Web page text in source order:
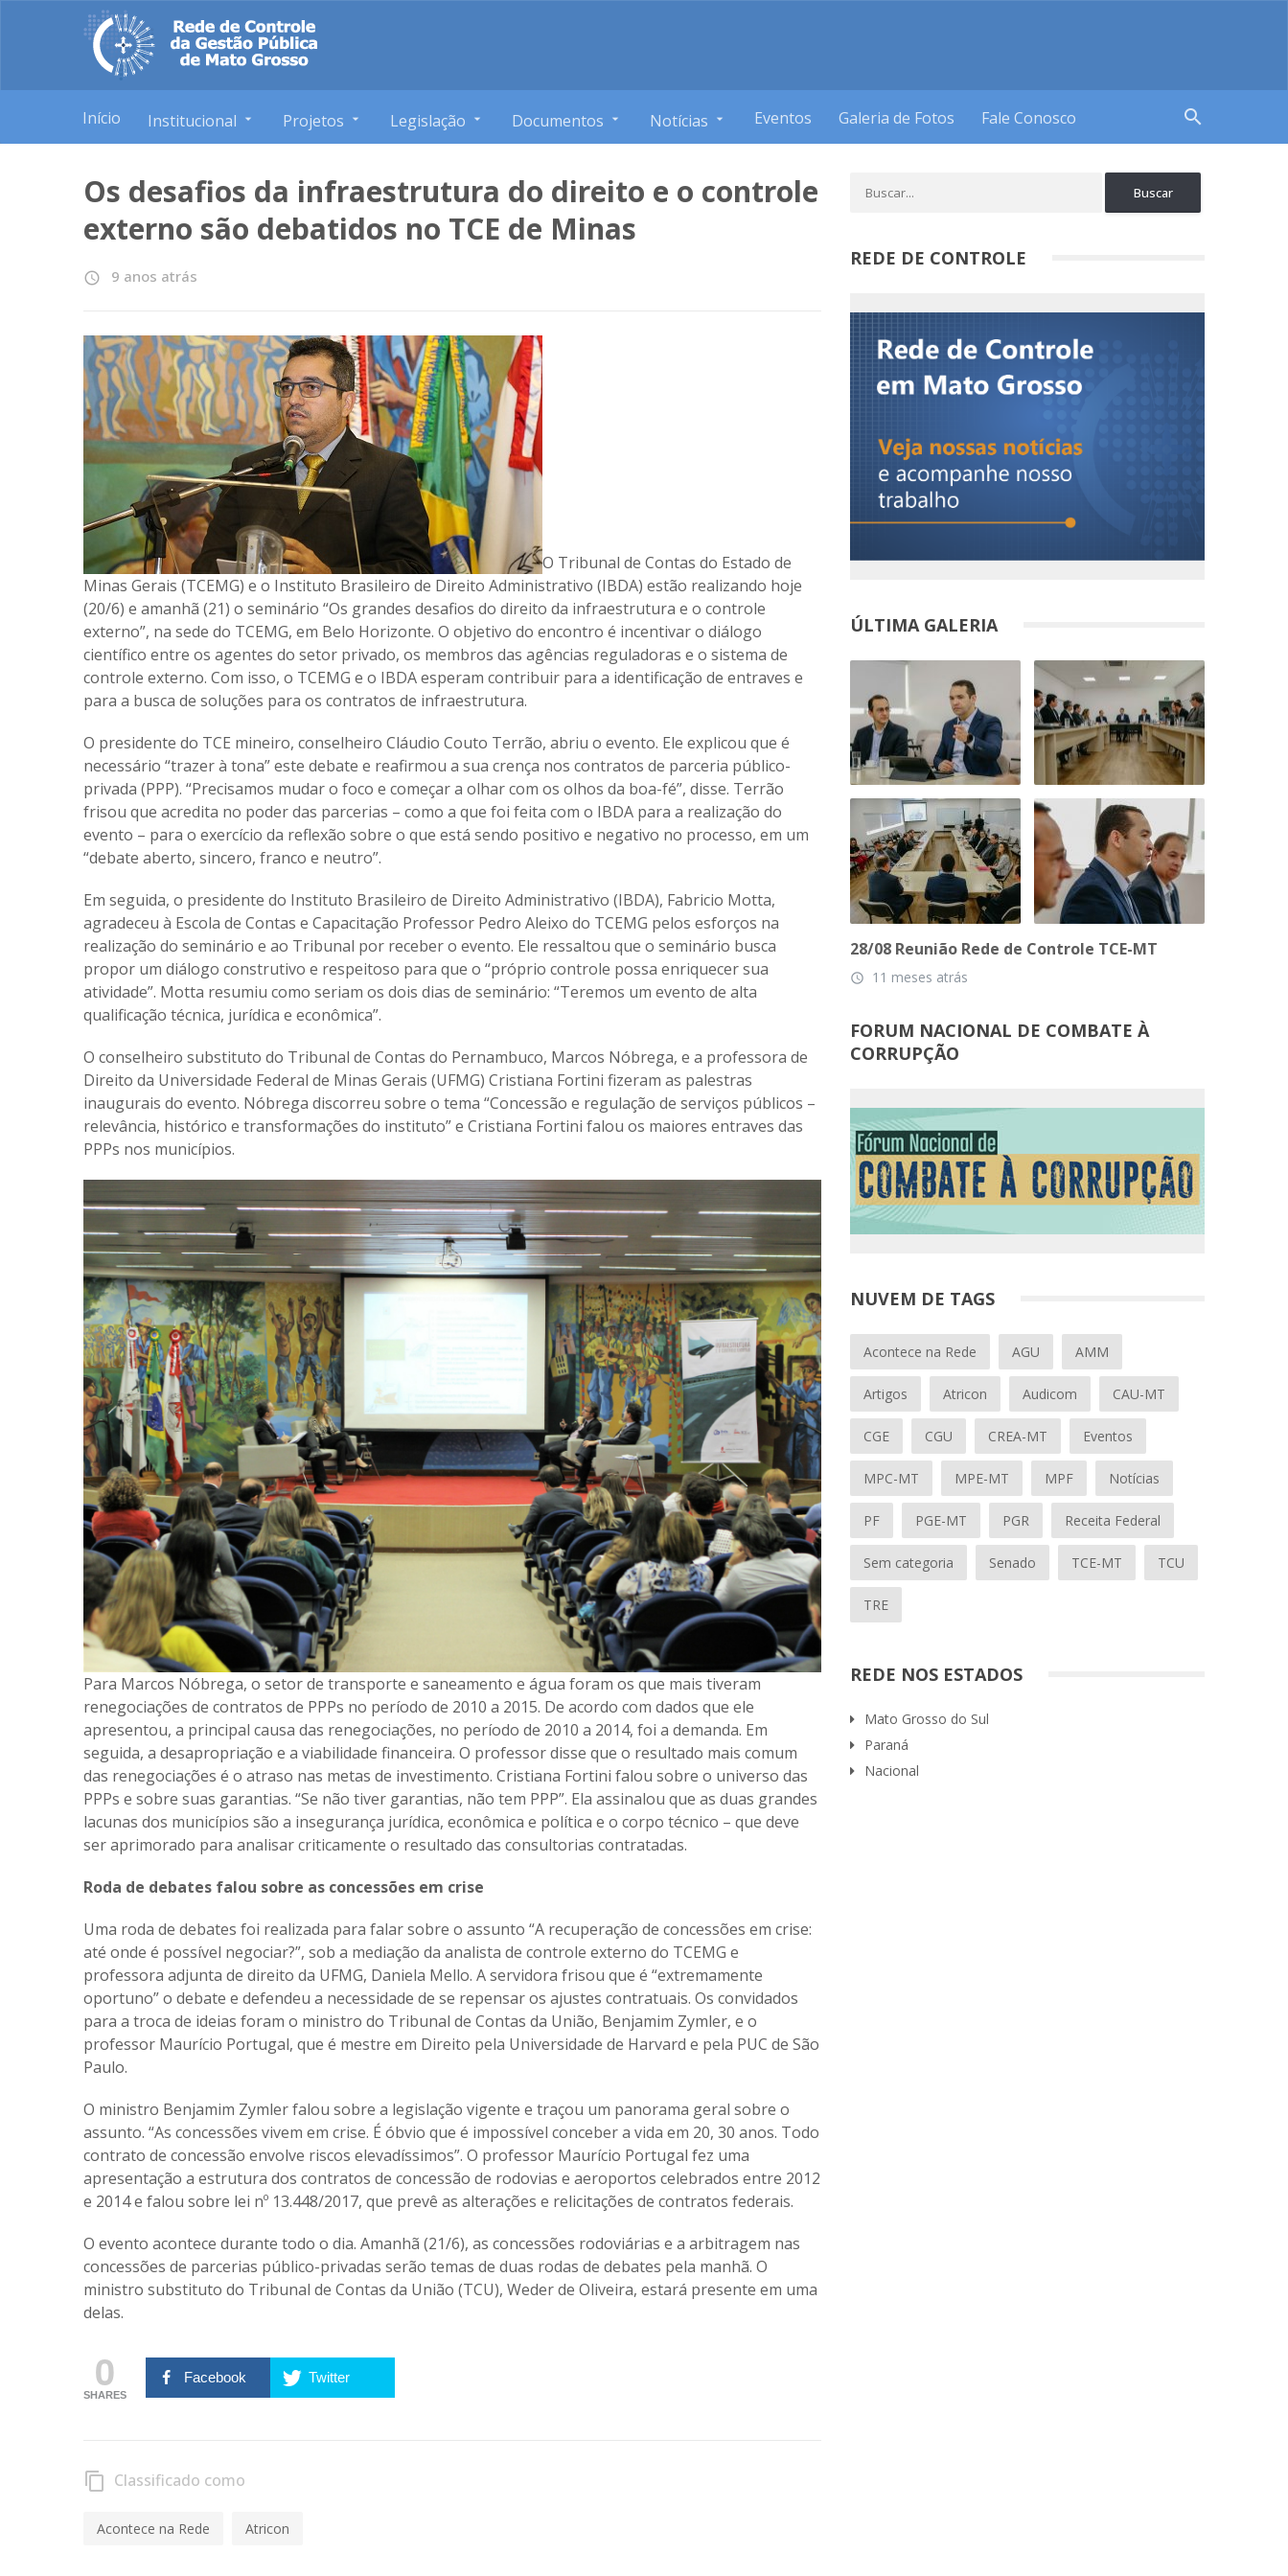
Início Institucional Projetos Legislação Documentos Notícias Eventos Galeria de Fotos Fale Conosco search
Os desafios da infraestrutura do direito e o controle
externo são debatidos no TCE de Minas
access_time 9 anos atrás
O Tribunal de Contas do Estado de
Minas Gerais (TCEMG) e o Instituto Brasileiro de Direito Administrativo (IBDA) estão realizando hoje
(20/6) e amanhã (21) o seminário “Os grandes desafios do direito da infraestrutura e o controle
externo”, na sede do TCEMG, em Belo Horizonte. O objetivo do encontro é incentivar o diálogo
científico entre os agentes do setor privado, os membros das agências reguladoras e o sistema de
controle externo. Com isso, o TCEMG e o IBDA esperam contribuir para a identificação de entraves e
para a busca de soluções para os contratos de infraestrutura.
O presidente do TCE mineiro, conselheiro Cláudio Couto Terrão, abriu o evento. Ele explicou que é
necessário “trazer à tona” este debate e reafirmou a sua crença nos contratos de parceria público-
privada (PPP). “Precisamos mudar o foco e começar a olhar com os olhos da boa-fé”, disse. Terrão
frisou que acredita no poder das parcerias – como a que foi feita com o IBDA para a realização do
evento – para o exercício da reflexão sobre o que está sendo positivo e negativo no processo, em um
“debate aberto, sincero, franco e neutro”.
Em seguida, o presidente do Instituto Brasileiro de Direito Administrativo (IBDA), Fabricio Motta,
agradeceu à Escola de Contas e Capacitação Professor Pedro Aleixo do TCEMG pelos esforços na
realização do seminário e ao Tribunal por receber o evento. Ele ressaltou que o seminário busca
propor um diálogo construtivo e respeitoso para que o “próprio controle possa enriquecer sua
atividade”. Motta resumiu como seriam os dois dias de seminário: “Teremos um evento de alta
qualificação técnica, jurídica e econômica”.
O conselheiro substituto do Tribunal de Contas do Pernambuco, Marcos Nóbrega, e a professora de
Direito da Universidade Federal de Minas Gerais (UFMG) Cristiana Fortini fizeram as palestras
inaugurais do evento. Nóbrega discorreu sobre o tema “Concessão e regulação de serviços públicos –
relevância, histórico e transformações do instituto” e Cristiana Fortini falou os maiores entraves das
PPPs nos municípios.
Para Marcos Nóbrega, o setor de transporte e saneamento e água foram os que mais tiveram
renegociações de contratos de PPPs no período de 2010 a 2015. De acordo com dados que ele
apresentou, a principal causa das renegociações, no período de 2010 a 2014, foi a demanda. Em
seguida, a desapropriação e a viabilidade financeira. O professor disse que o resultado mais comum
das renegociações é o atraso nas metas de investimento. Cristiana Fortini falou sobre o universo das
PPPs e sobre suas garantias. “Se não tiver garantias, não tem PPP”. Ela assinalou que as duas grandes
lacunas dos municípios são a insegurança jurídica, econômica e política e o corpo técnico – que deve
ser aprimorado para analisar criticamente o resultado das consultorias contratadas.
Roda de debates falou sobre as concessões em crise
Uma roda de debates foi realizada para falar sobre o assunto “A recuperação de concessões em crise:
até onde é possível negociar?”, sob a mediação da analista de controle externo do TCEMG e
professora adjunta de direito da UFMG, Daniela Mello. A servidora frisou que é “extremamente
oportuno” o debate e defendeu a necessidade de se repensar os ajustes contratuais. Os convidados
para a troca de ideias foram o ministro do Tribunal de Contas da União, Benjamim Zymler, e o
professor Maurício Portugal, que é mestre em Direito pela Universidade de Harvard e pela PUC de São
Paulo.
O ministro Benjamim Zymler falou sobre a legislação vigente e traçou um panorama geral sobre o
assunto. “As concessões vivem em crise. É óbvio que é impossível conceber a vida em 20, 30 anos. Todo
contrato de concessão envolve riscos elevadíssimos”. O professor Maurício Portugal fez uma
apresentação a estrutura dos contratos de concessão de rodovias e aeroportos celebrados entre 2012
e 2014 e falou sobre lei nº 13.448/2017, que prevê as alterações e relicitações de contratos federais.
O evento acontece durante todo o dia. Amanhã (21/6), as concessões rodoviárias e a arbitragem nas
concessões de parcerias público-privadas serão temas de duas rodas de debates pela manhã. O
ministro substituto do Tribunal de Contas da União (TCU), Weder de Oliveira, estará presente em uma
delas.
0
SHARES
Facebook Twitter
content_copy Classificado como
Acontece na Rede Atricon
REDE DE CONTROLE
ÚLTIMA GALERIA
28/08 Reunião Rede de Controle TCE-MT
access_time 11 meses atrás
FORUM NACIONAL DE COMBATE À
CORRUPÇÃO
NUVEM DE TAGS
Acontece na Rede AGU AMM
Artigos Atricon Audicom CAU-MT
CGE CGU CREA-MT Eventos
MPC-MT MPE-MT MPF Notícias
PF PGE-MT PGR Receita Federal
Sem categoria Senado TCE-MT TCU
TRE
REDE NOS ESTADOS
Mato Grosso do Sul
Paraná
Nacional